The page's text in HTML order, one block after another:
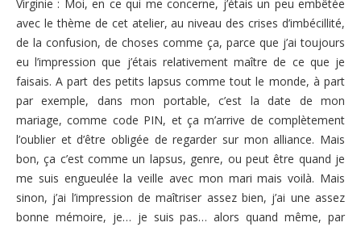
Virginie : Moi, en ce qui me concerne, j’étais un peu embêtée
avec le thème de cet atelier, au niveau des crises d’imbécillité,
de la confusion, de choses comme ça, parce que j’ai toujours
eu l’impression que j’étais relativement maître de ce que je
faisais. A part des petits lapsus comme tout le monde, à part
par exemple, dans mon portable, c’est la date de mon
mariage, comme code PIN, et ça m’arrive de complètement
l’oublier et d’être obligée de regarder sur mon alliance. Mais
bon, ça c’est comme un lapsus, genre, ou peut être quand je
me suis engueulée la veille avec mon mari mais voilà. Mais
sinon, j’ai l’impression de maîtriser assez bien, j’ai une assez
bonne mémoire, je… je suis pas… alors quand même, par